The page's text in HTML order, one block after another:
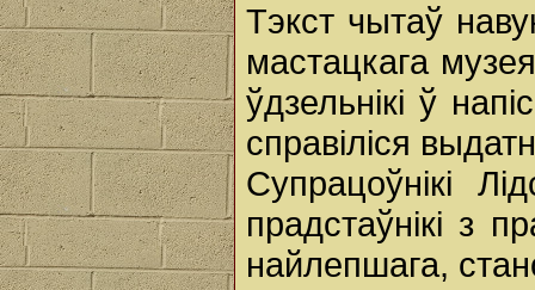
Тэкст чытаў
мастацкага
ўдзельнікі ў
справіліся
Супрацоўнікі
прадстаўнікі з
найлепшага,